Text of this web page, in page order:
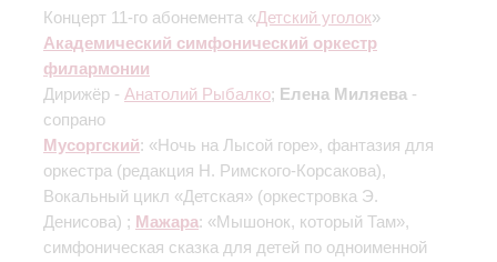
Концерт 11-го абонемента «Детский уголок»
Академический симфонический оркестр
филармонии
Дирижёр - Анатолий Рыбалко; Елена Миляева -
сопрано
Мусоргский: «Ночь на Лысой горе», фантазия для
оркестра (редакция Н. Римского-Корсакова),
Вокальный цикл «Детская» (оркестровка Э.
Денисова) ; Мажара: «Мышонок, который Там»,
симфоническая сказка для детей по одноименной